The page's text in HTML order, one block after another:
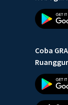
Coba